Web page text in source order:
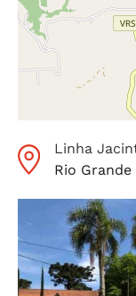
Linha
Rio